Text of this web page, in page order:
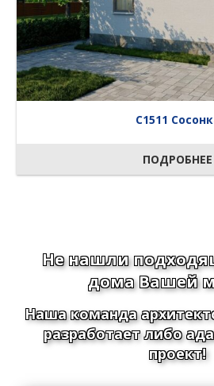
C1511
ПОДРОБНЕЕ
Не нашли
дома Вашей
Наша команда
разработает либо
проект!